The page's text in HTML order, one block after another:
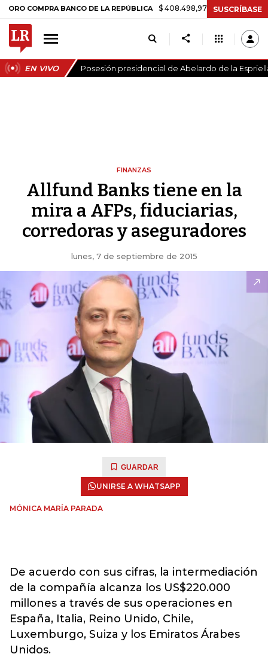
BANCO DE LA REPÚBLICA $ 408.498,97 +$ 8.753,81 +2,19%
SUSCRÍBASE
EN VIVO Posesión presidencial de Abelardo de la
FINANZAS
Allfund Banks tiene en la
mira a AFPs, fiduciarias,
corredoras y aseguradores
lunes, 7 de septiembre de 2015
GUARDAR
UNIRSE A WHATSAPP
MÓNICA MARÍA PARADA
De acuerdo con sus cifras, la intermediación
de la compañía alcanza los US$220.000
millones a través de sus operaciones en
España, Italia, Reino Unido, Chile,
Luxemburgo, Suiza y los Emiratos Árabes
Unidos.